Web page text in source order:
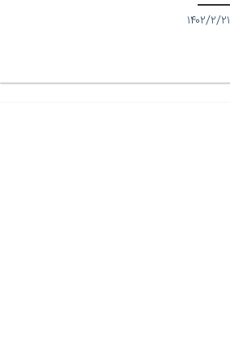
۱۴۰۲/۲/۲۱